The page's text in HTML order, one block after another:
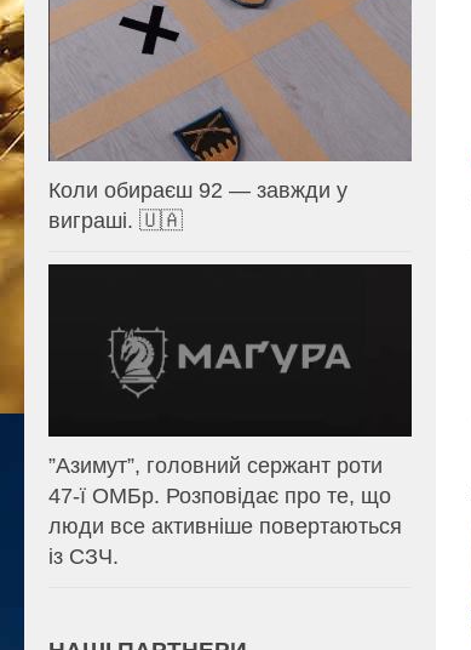
Коли обираєш 92 — завжди у
виграші. 🇺🇦
⁨”Азимут”, головний сержант роти
47-ї ОМБр. Розповідає про те, що
люди все активніше повертаються
із СЗЧ.